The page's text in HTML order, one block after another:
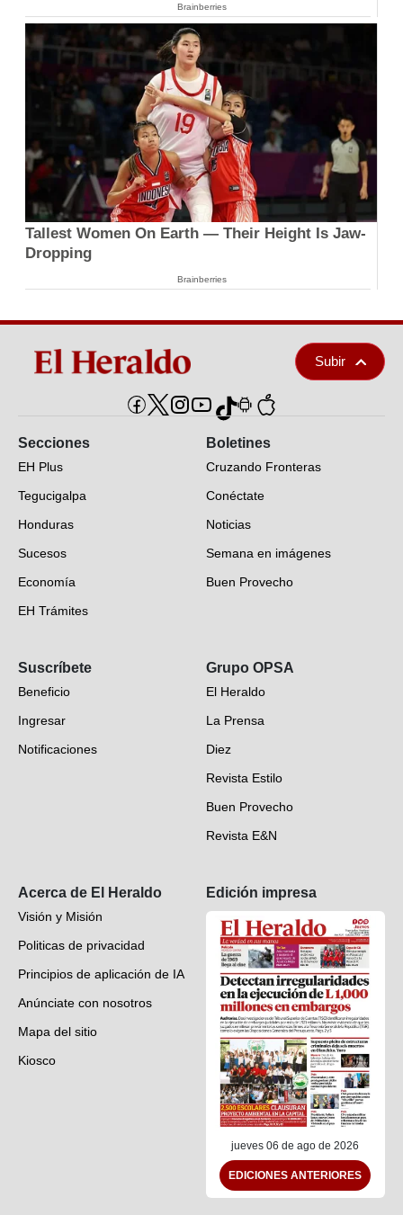
Brainberries
Tallest Women On Earth — Their Height Is Jaw-
Dropping
Brainberries
Subir
Secciones
EH Plus
Tegucigalpa
Honduras
Sucesos
Economía
EH Trámites
EH Verifica
Fotogalerías
Deportes
Videos
Boletines
Cruzando Fronteras
Conéctate
Noticias
Semana en imágenes
Buen Provecho
Suscríbete
Beneficio
Ingresar
Notificaciones
Grupo OPSA
El Heraldo
La Prensa
Diez
Revista Estilo
Buen Provecho
Revista E&N
Acerca de El Heraldo
Visión y Misión
Politicas de privacidad
Principios de aplicación de IA
Anúnciate con nosotros
Mapa del sitio
Kiosco
Edición impresa
jueves 06 de ago de 2026
EDICIONES ANTERIORES